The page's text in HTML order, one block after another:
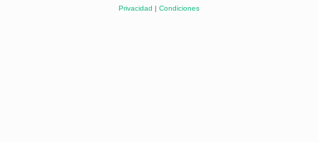
Privacidad | Condiciones